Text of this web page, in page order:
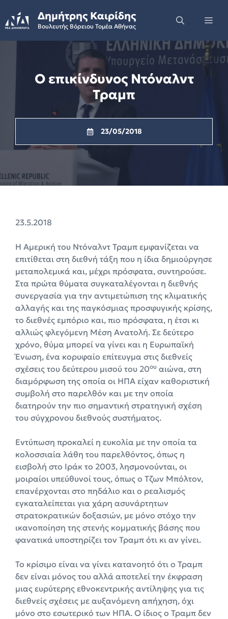
to
content
Δημήτρης Καιρίδης
Βουλευτής Βόρειου Τομέα Αθήνας
Ο επικίνδυνος Ντόναλντ
Τραμπ
23/05/2018
23.5.2018
Η Αμερική του Ντόναλντ Τραμπ εμφανίζεται να
επιτίθεται στη διεθνή τάξη που η ίδια δημιούργησε
μεταπολεμικά και, μέχρι πρόσφατα, συντηρούσε.
Στα πρώτα θύματα συγκαταλέγονται η διεθνής
συνεργασία για την αντιμετώπιση της κλιματικής
αλλαγής και της παγκόσμιας προσφυγικής κρίσης,
το διεθνές εμπόριο και, πιο πρόσφατα, η έτσι κι
αλλιώς φλεγόμενη Μέση Ανατολή. Σε δεύτερο
χρόνο, θύμα μπορεί να γίνει και η Ευρωπαϊκή
Ένωση, ένα κορυφαίο επίτευγμα στις διεθνείς
σχέσεις του δεύτερου μισού του 20ου αιώνα, στη
διαμόρφωση της οποία οι ΗΠΑ είχαν καθοριστική
συμβολή στο παρελθόν και με την οποία
διατηρούν την πιο σημαντική στρατηγική σχέση
του σύγχρονου διεθνούς συστήματος.
Εντύπωση προκαλεί η ευκολία με την οποία τα
κολοσσιαία λάθη του παρελθόντος, όπως η
εισβολή στο Ιράκ το 2003, λησμονούνται, οι
μοιραίοι υπεύθυνοί τους, όπως ο Τζων Μπόλτον,
επανέρχονται στο πηδάλιο και ο ρεαλισμός
εγκαταλείπεται για χάρη ασυνάρτητων
στρατοκρατικών δοξασιών, με μόνο στόχο την
ικανοποίηση της στενής κομματικής βάσης που
φανατικά υποστηρίζει τον Τραμπ ότι κι αν γίνει.
Το κρίσιμο είναι να γίνει κατανοητό ότι ο Τραμπ
δεν είναι μόνος του αλλά αποτελεί την έκφραση
μιας ευρύτερης εθνοκεντρικής αντίληψης για τις
διεθνείς σχέσεις με αυξανόμενη απήχηση, όχι
μόνο στο εσωτερικό των ΗΠΑ. Ο ίδιος ο Τραμπ δεν